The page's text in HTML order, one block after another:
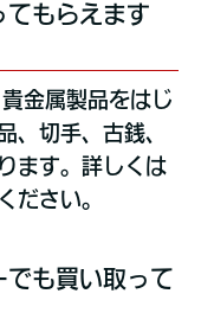
もらえます
金属製品をはじ
、切手、古銭、
ます。詳しくは
ださい。
も買い取って